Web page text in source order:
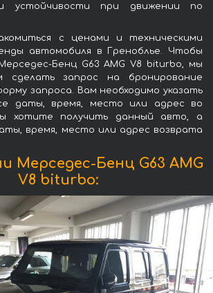
устойчивости при движении по
с ценами и техническими
автомобиля в Греноблье. Чтобы
Бенц G63 AMG V8 biturbo, мы
сделать запрос на бронирование
запроса. Вам необходимо указать
даты, время, место или адрес во
хотите получить данный авто, а
время, место или адрес возврата
Мерседес-Бенц G63 AMG
V8 biturbo: